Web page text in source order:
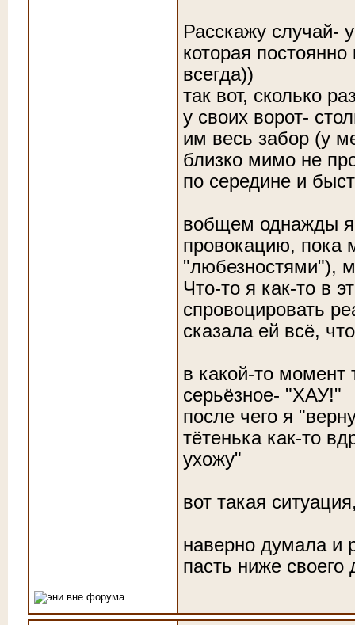
Расскажу случай-
которая
всегда))
так вот, сколько
у своих ворот-
им весь забор (у
близко мимо не
по середине и
вобщем однажды
провокацию, пока
"любезностями"),
Что-то я как-то в
спровоцировать
сказала ей всё,
в какой-то
серьёзное- "ХАУ!"
после чего я
тётенька как-то
ухожу"
вот такая
наверно думала и
пасть ниже своего